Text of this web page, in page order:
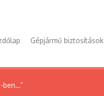
Gépjármű biztosítások
ben…”